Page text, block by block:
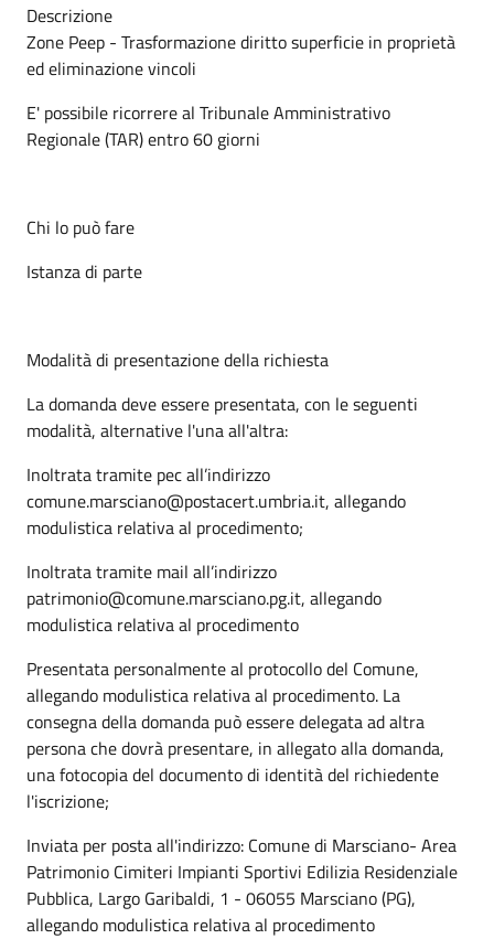
Descrizione
Zone Peep - Trasformazione diritto superficie in proprietà
ed eliminazione vincoli
E' possibile ricorrere al Tribunale Amministrativo
Regionale (TAR) entro 60 giorni
Chi lo può fare
Istanza di parte
Modalità di presentazione della richiesta
La domanda deve essere presentata, con le seguenti
modalità, alternative l'una all'altra:
Inoltrata tramite pec all’indirizzo
comune.marsciano@postacert.umbria.it, allegando
modulistica relativa al procedimento;
Inoltrata tramite mail all’indirizzo
patrimonio@comune.marsciano.pg.it, allegando
modulistica relativa al procedimento
Presentata personalmente al protocollo del Comune,
allegando modulistica relativa al procedimento. La
consegna della domanda può essere delegata ad altra
persona che dovrà presentare, in allegato alla domanda,
una fotocopia del documento di identità del richiedente
l'iscrizione;
Inviata per posta all'indirizzo: Comune di Marsciano- Area
Patrimonio Cimiteri Impianti Sportivi Edilizia Residenziale
Pubblica, Largo Garibaldi, 1 - 06055 Marsciano (PG),
allegando modulistica relativa al procedimento